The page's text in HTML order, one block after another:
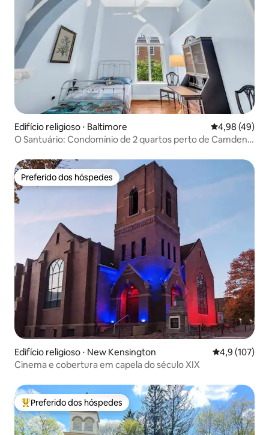
Edifício religioso ⋅ Baltimore 4,98 de uma
4,98 (49)
O Santuário: Condomínio de 2 quartos perto de Camden
Preferido dos hóspedes
Preferido dos hóspedes
Edifício religioso ⋅ New Kensington 4,9 de uma
4,9 (107)
Cinema e cobertura em capela do século XIX
Entre os melhores preferidos dos hóspedes
Preferido dos hóspedes